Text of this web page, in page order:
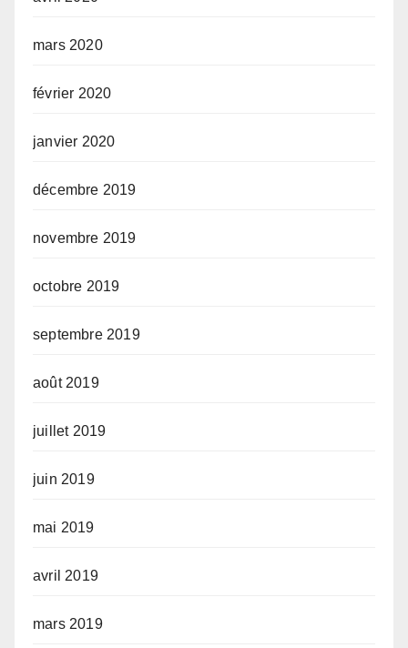
mars 2020
février 2020
janvier 2020
décembre 2019
novembre 2019
octobre 2019
septembre 2019
août 2019
juillet 2019
juin 2019
mai 2019
avril 2019
mars 2019